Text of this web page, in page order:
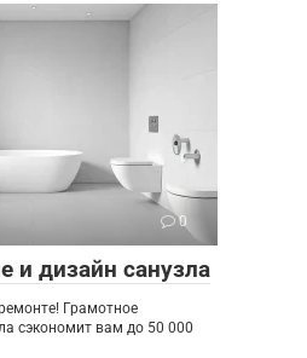
0
и дизайн санузла
Грамотное
сэкономит вам до 50 000